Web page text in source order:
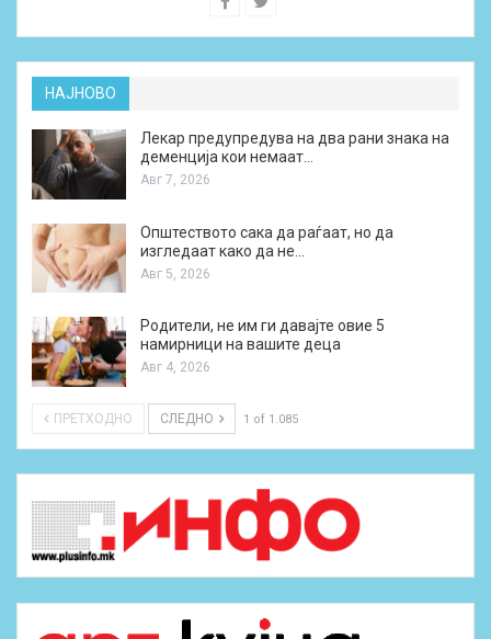
НАЈНОВО
Лекар предупредува на два рани знака на
деменција кои немаат…
Авг 7, 2026
Општеството сака да раѓаат, но да
изгледаат како да не…
Авг 5, 2026
Родители, не им ги давајте овие 5
намирници на вашите деца
Авг 4, 2026
ПРЕТХОДНО СЛЕДНО 1 of 1.085